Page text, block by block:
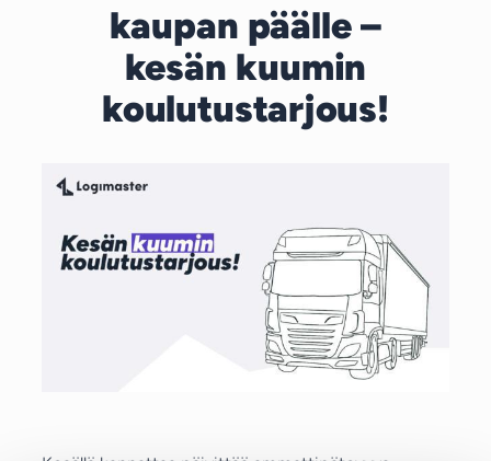
kaupan päälle –
kesän kuumin
koulutustarjous!